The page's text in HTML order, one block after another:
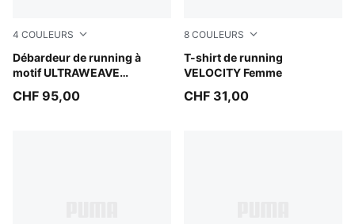
4 COULEURS
Débardeur de running à
motif ULTRAWEAVE
Inky Depths
CHF 95,00
8 COULEURS
T-shirt de running
VELOCITY Femme
Light Lavender
CHF 31,00